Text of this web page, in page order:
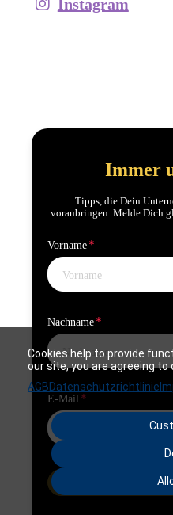
Instagram
Immer
Tipps, die Dein
voranbringen. Melde Dich
Vorname
Nachname
E-Mail
Jetzt anmelden
Cookies help to provide
our site, you are agreeing
AGBDatenschutzrichtlinie